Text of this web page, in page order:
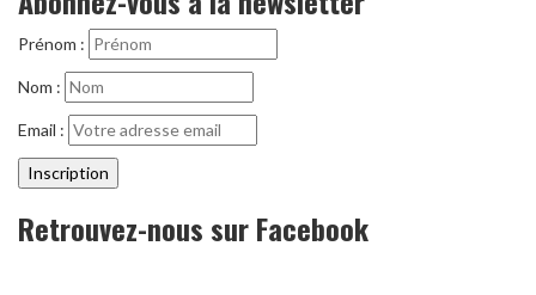
Prénom :
Nom :
Email :
Retrouvez-nous sur Facebook